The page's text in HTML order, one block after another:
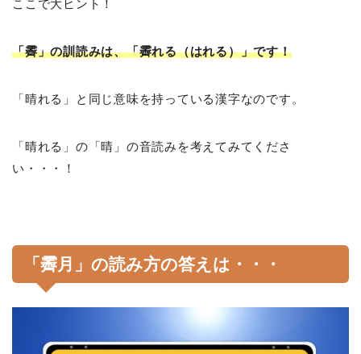
ここで大ヒント！
「霽」の訓読みは、「霽れる（はれる）」です！
「晴れる」と同じ意味を持っている漢字なのです。
「晴れる」の「晴」の音読みを考えてみてくださ
い・・・！
「霽月」の読み方の答えは・・・